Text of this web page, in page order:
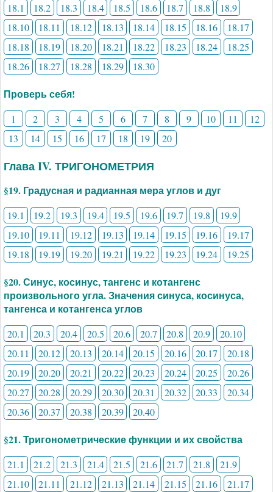
18.1 18.2 18.3 18.4 18.5 18.6 18.7 18.8
18.9
18.10
18.11 18.12 18.13 18.14 18.15 18.16
18.17
18.18
18.19 18.20 18.21 18.22 18.23 18.24
18.25
18.26
18.27 18.28 18.29 18.30
Проверь себя!
1 2 3 4 5 6 7 8 9 10 11
12
13
14 15 16 17 18 19 20
Глава IV. ТРИГОНОМЕТРИЯ
§19. Градусная и радианная мера углов и дуг
19.1 19.2 19.3 19.4 19.5 19.6 19.7 19.8
19.9
19.10
19.11 19.12 19.13 19.14 19.15 19.16
19.17
19.18
19.19 19.20 19.21 19.22 19.23 19.24 19.25
§20. Синус, косинус, тангенс и котангенс
произвольного угла. Значения синуса, косинуса,
тангенса и котангенса углов
20.1 20.3 20.4 20.5 20.6 20.7 20.8 20.9
20.10
20.11
20.12 20.13 20.14 20.15 20.16 20.17
20.18
20.19
20.20 20.21 20.22 20.23 20.24 20.25
20.26
20.27
20.28 20.29 20.30 20.31 20.32 20.33
20.34
20.36
20.37 20.38 20.39 20.40
§21. Тригонометрические функции и их свойства
21.1 21.2 21.3 21.4 21.5 21.6 21.7 21.8
21.9
21.10
21.11 21.12 21.13 21.14 21.15 21.16
21.17